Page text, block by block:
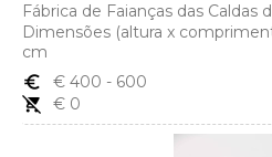
Fábrica de Faianças das Caldas
Dimensões (altura x
cm
euro_symbol
€ 400 - 600
remove_shopping_cart
€ 0